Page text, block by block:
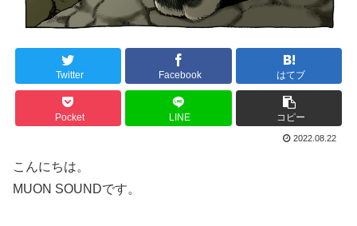
Twitter Facebook はてブ
Pocket LINE コピー
2022.08.22
こんにちは。
MUON SOUNDです。